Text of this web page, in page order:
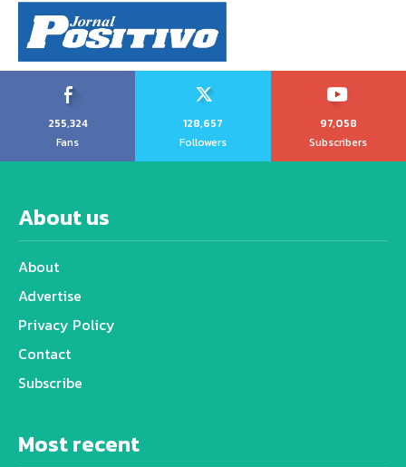
255,324
Fans
128,657
Followers
97,058
Subscribers
About us
About
Advertise
Privacy Policy
Contact
Subscribe
Most recent